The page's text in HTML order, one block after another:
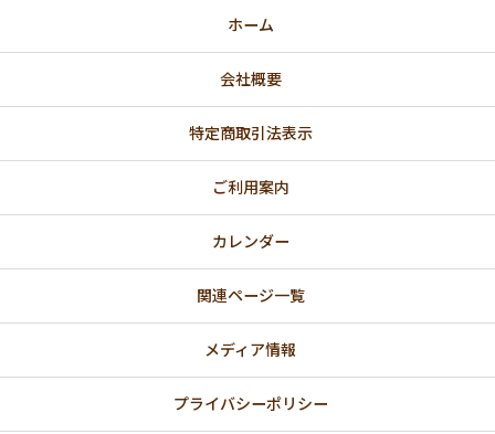
ホーム
会社概要
特定商取引法表示
ご利用案内
カレンダー
関連ページ一覧
メディア情報
プライバシーポリシー